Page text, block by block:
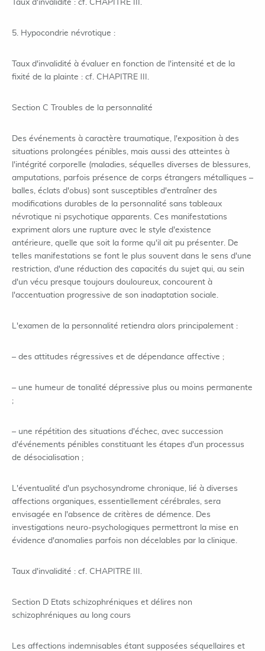
Taux d'invalidité : cf. CHAPITRE III.
5. Hypocondrie névrotique :
Taux d'invalidité à évaluer en fonction de l'intensité et de la
fixité de la plainte : cf. CHAPITRE III.
Section C Troubles de la personnalité
Des événements à caractère traumatique, l'exposition à des
situations prolongées pénibles, mais aussi des atteintes à
l'intégrité corporelle (maladies, séquelles diverses de blessures,
amputations, parfois présence de corps étrangers métalliques –
balles, éclats d'obus) sont susceptibles d'entraîner des
modifications durables de la personnalité sans tableaux
névrotique ni psychotique apparents. Ces manifestations
expriment alors une rupture avec le style d'existence
antérieure, quelle que soit la forme qu'il ait pu présenter. De
telles manifestations se font le plus souvent dans le sens d'une
restriction, d'une réduction des capacités du sujet qui, au sein
d'un vécu presque toujours douloureux, concourent à
l'accentuation progressive de son inadaptation sociale.
L'examen de la personnalité retiendra alors principalement :
– des attitudes régressives et de dépendance affective ;
– une humeur de tonalité dépressive plus ou moins permanente
;
– une répétition des situations d'échec, avec succession
d'événements pénibles constituant les étapes d'un processus
de désocialisation ;
L'éventualité d'un psychosyndrome chronique, lié à diverses
affections organiques, essentiellement cérébrales, sera
envisagée en l'absence de critères de démence. Des
investigations neuro-psychologiques permettront la mise en
évidence d'anomalies parfois non décelables par la clinique.
Taux d'invalidité : cf. CHAPITRE III.
Section D Etats schizophréniques et délires non
schizophréniques au long cours
Les affections indemnisables étant supposées séquellaires et